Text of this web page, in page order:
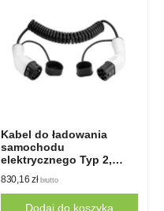
Kabel do ładowania
samochodu
elektrycznego Typ 2,
Spiralny
830,16 zł brutto
Dodaj do koszyka